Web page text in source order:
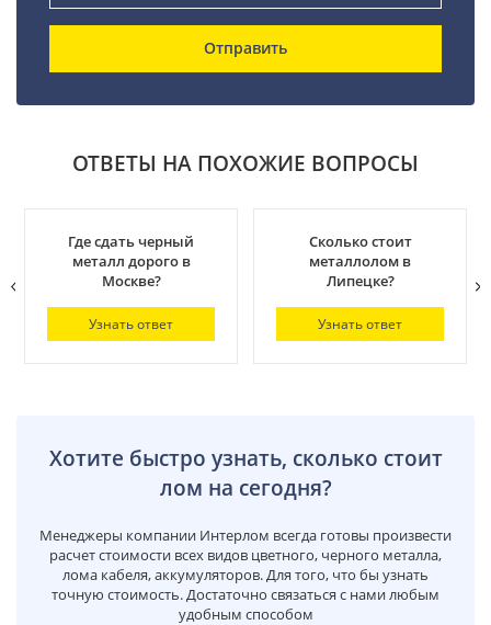
Отправить
ОТВЕТЫ НА ПОХОЖИЕ ВОПРОСЫ
Где сдать черный
металл дорого в
Москве?
Узнать ответ
Сколько стоит
металлолом в
Липецке?
Узнать ответ
Хотите быстро узнать, сколько стоит
лом на сегодня?
Менеджеры компании Интерлом всегда готовы произвести
расчет стоимости всех видов цветного, черного металла,
лома кабеля, аккумуляторов. Для того, что бы узнать
точную стоимость. Достаточно связаться с нами любым
удобным способом